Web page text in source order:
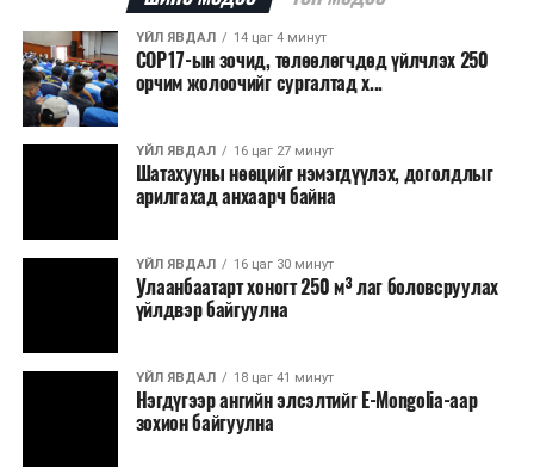
Мөн Нийслэлийн иргэдийн Төлөөлөгчдийн Хурлын
2025 оны 25/01 дүгээр тогтоолоор баталсан “Төр,
хувийн хэвшлийн түншлэлээр нийслэлд хэрэгжүүлэх
төслийн жагсаалт”-д лаг хатааж, шатаах үйлдвэр
барих төслийг төр, хувийн хэвшлийн түншлэлийн
хэлбэрээр хэрэгжүүлэхээр тусгажээ.
Лаг хатаах, шатаах технологи нь бохир ус цэвэрлэх
байгууламжаас гардаг лагийг байгаль орчинд аюулгүй
аргаар боловсруулж, эзлэхүүнийг эрс бууруулах
зориулалттай. Лагийг өндөр температурт шатааснаар
эзлэхүүн нь 90 хүртэл хувиар буурч, бактери, вирус
болон бусад өвчин үүсгэгч бичил биетнийг устгах
боломжтой.
Түүнчлэн шаталтын явцад үүсэх дулааныг цахилгаан
ҮЙЛ ЯВДАЛ 14 цаг 4 минут
COP17-ын зочид, төлөөлөгчдөд үйлчлэх 250
орчим жолоочийг сургалтад х...
ҮЙЛ ЯВДАЛ 16 цаг 27 минут
Шатахууны нөөцийг нэмэгдүүлэх, доголдлыг
арилгахад анхаарч байна
ҮЙЛ ЯВДАЛ 16 цаг 30 минут
Улаанбаатарт хоногт 250 м³ лаг боловсруулах
үйлдвэр байгуулна
ҮЙЛ ЯВДАЛ 18 цаг 41 минут
Нэгдүгээр ангийн элсэлтийг E-Mongolia-аар
зохион байгуулна